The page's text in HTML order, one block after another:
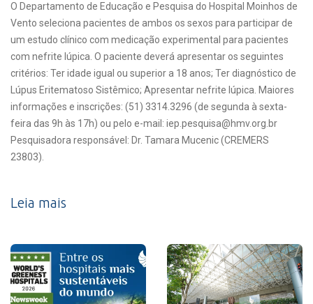
O Departamento de Educação e Pesquisa do Hospital Moinhos de
Vento seleciona pacientes de ambos os sexos para participar de
um estudo clínico com medicação experimental para pacientes
com nefrite lúpica. O paciente deverá apresentar os seguintes
critérios: Ter idade igual ou superior a 18 anos; Ter diagnóstico de
Lúpus Eritematoso Sistêmico; Apresentar nefrite lúpica. Maiores
informações e inscrições: (51) 3314.3296 (de segunda à sexta-
feira das 9h às 17h) ou pelo e-mail: iep.pesquisa@hmv.org.br
Pesquisadora responsável: Dr. Tamara Mucenic (CREMERS
23803).
Leia mais